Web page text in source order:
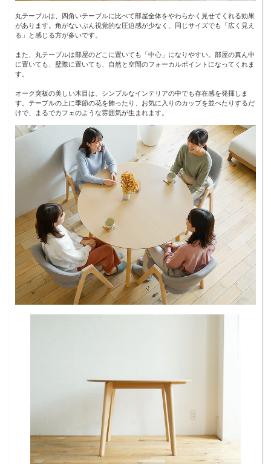
丸テーブルは、四角いテーブルに比べて部屋全体をやわらかく見せてくれる効果
があります。角がないぶん視覚的な圧迫感が少なく、同じサイズでも「広く見え
る」と感じる方が多いです。
また、丸テーブルは部屋のどこに置いても「中心」になりやすい。部屋の真ん中
に置いても、壁際に置いても、自然と空間のフォーカルポイントになってくれま
す。
オーク突板の美しい木目は、シンプルなインテリアの中でも存在感を発揮しま
す。テーブルの上に季節の花を飾ったり、お気に入りのカップを並べたりするだ
けで、まるでカフェのような雰囲気が生まれます。